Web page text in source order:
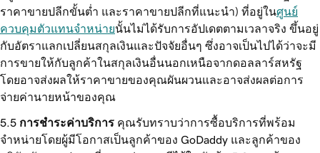
ราคาขายปลีกขั้นต่ำ และราคาขายปลีกที่แนะนำ) ที่อยู่ในศูนย์
ควบคุมตัวแทนจำหน่ายนั้นไม่ได้รับการอัปเดตตามเวลาจริง ขึ้นอยู่
กับอัตราแลกเปลี่ยนสกุลเงินและปัจจัยอื่นๆ ซึ่งอาจเป็นไปได้ว่าจะมี
การขายให้กับลูกค้าในสกุลเงินอื่นนอกเหนือจากดอลลาร์สหรัฐ
โดยอาจส่งผลให้ราคาขายของคุณผันผวนและอาจส่งผลต่อการ
จ่ายค่านายหน้าของคุณ
การชำระค่าบริการ คุณรับทราบว่าการซื้อบริการที่พร้อม
จำหน่ายโดยผู้มีโอกาสเป็นลูกค้าของ GoDaddy และลูกค้าของ